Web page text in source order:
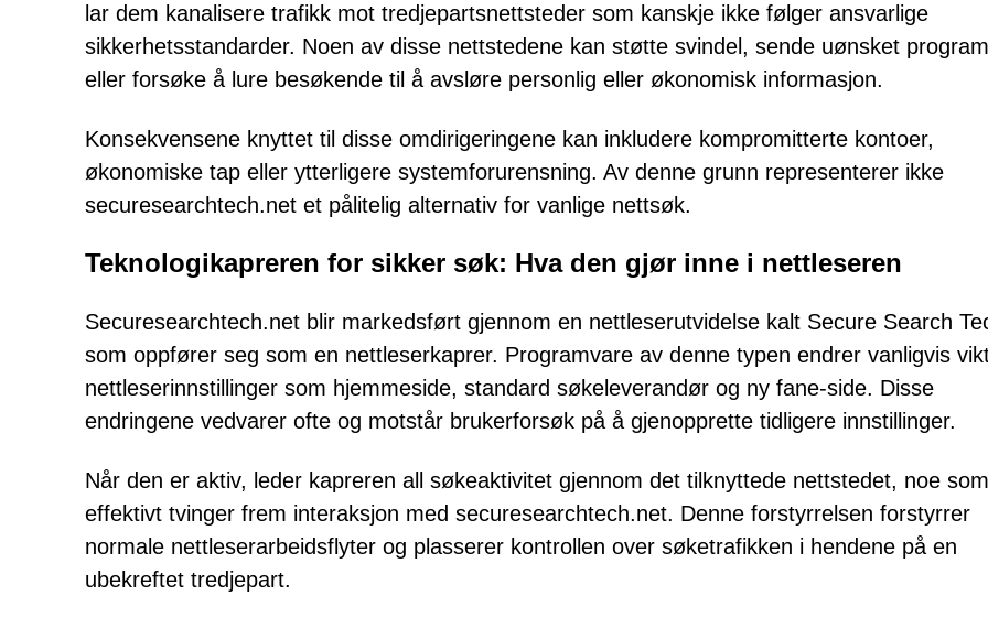
lar dem kanalisere trafikk mot tredjepartsnettsteder som kanskje ikke følger ansvarlige
sikkerhetsstandarder. Noen av disse nettstedene kan støtte svindel, sende uønsket
eller forsøke å lure besøkende til å avsløre personlig eller økonomisk informasjon.
Konsekvensene knyttet til disse omdirigeringene kan inkludere kompromitterte kontoer,
økonomiske tap eller ytterligere systemforurensning. Av denne grunn representerer ikke
securesearchtech.net et pålitelig alternativ for vanlige nettsøk.
Teknologikapreren for sikker søk: Hva den gjør inne i nettleseren
Securesearchtech.net blir markedsført gjennom en nettleserutvidelse kalt Secure Search
som oppfører seg som en nettleserkaprer. Programvare av denne typen endrer vanligvis
nettleserinnstillinger som hjemmeside, standard søkeleverandør og ny fane-side. Disse
endringene vedvarer ofte og motstår brukerforsøk på å gjenopprette tidligere innstillinger.
Når den er aktiv, leder kapreren all søkeaktivitet gjennom det tilknyttede nettstedet, noe som
effektivt tvinger frem interaksjon med securesearchtech.net. Denne forstyrrelsen forstyrrer
normale nettleserarbeidsflyter og plasserer kontrollen over søketrafikken i hendene på en
ubekreftet tredjepart.